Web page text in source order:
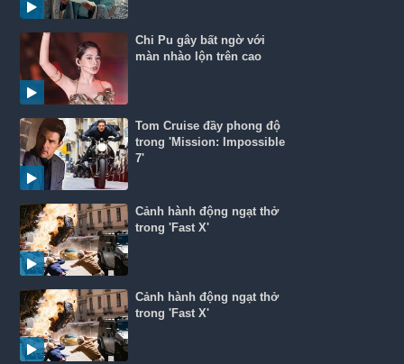
Chi Pu gây bất ngờ với
màn nhào lộn trên cao
Tom Cruise đầy phong độ
trong 'Mission: Impossible
7'
Cảnh hành động ngạt thở
trong 'Fast X'
Cảnh hành động ngạt thở
trong 'Fast X'